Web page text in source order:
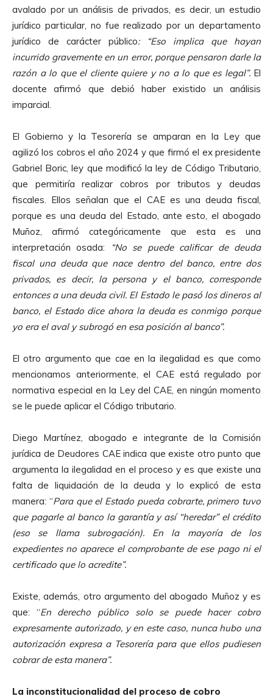
avalado por un análisis de privados, es decir, un estudio
jurídico particular, no fue realizado por un departamento
jurídico de carácter público: “Eso implica que hayan
incurrido gravemente en un error, porque pensaron darle la
razón a lo que el cliente quiere y no a lo que es legal”. El
docente afirmó que
debió haber existido un análisis
imparcial.
El Gobierno y la Tesorería se amparan en la Ley que
agilizó los cobros el año 2024 y que firmó el ex presidente
Gabriel Boric, ley que modificó la ley de Código Tributario,
que permitiría realizar cobros por tributos y deudas
fiscales. Ellos señalan que el CAE es una deuda fiscal,
porque es una deuda del Estado, ante esto, el abogado
Muñoz, afirmó categóricamente que esta es una
interpretación osada:
“No se puede calificar de deuda
fiscal una deuda que nace dentro del banco, entre dos
privados, es decir, la persona y el banco, corresponde
entonces a una deuda civil. El Estado le pasó los dineros al
banco, el Estado dice ahora la deuda es conmigo porque
yo era el aval y subrogó en esa posición al banco”.
El otro argumento que cae en la ilegalidad es que como
mencionamos anteriormente, el CAE está regulado por
normativa especial en la Ley del CAE, en ningún momento
se le puede aplicar el Código tributario.
Diego Martínez, abogado e integrante de la Comisión
jurídica de Deudores CAE indica que existe otro punto que
argumenta la ilegalidad en el proceso y es que existe una
falta de liquidación de la deuda y lo explicó de esta
manera: “Para que el Estado pueda cobrarte, primero tuvo
que pagarle al banco la garantía y así “heredar” el crédito
(eso se llama subrogación). En la mayoría de los
expedientes no aparece el comprobante de ese pago ni el
certificado que lo acredite”.
Existe, además, otro argumento del abogado Muñoz y es
que: “En derecho público solo se puede hacer cobro
expresamente autorizado, y en este caso, nunca hubo una
autorización expresa a Tesorería para que ellos pudiesen
cobrar de esta manera”.
La inconstitucionalidad del proceso de cobro